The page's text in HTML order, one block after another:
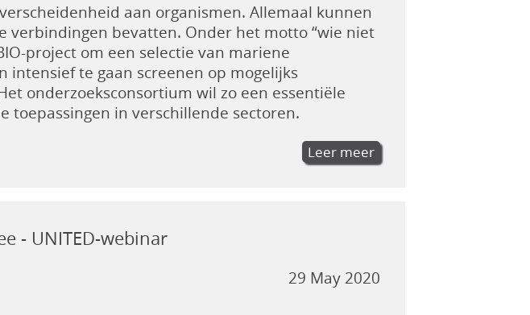
aan organismen. Allemaal kunnen
verbindingen bevatten. Onder het motto “wie niet
project om een selectie van mariene
intensief te gaan screenen op mogelijks
onderzoeksconsortium wil zo een essentiële
toepassingen in verschillende sectoren.
Leer meer
- UNITED-webinar
29 May 2020